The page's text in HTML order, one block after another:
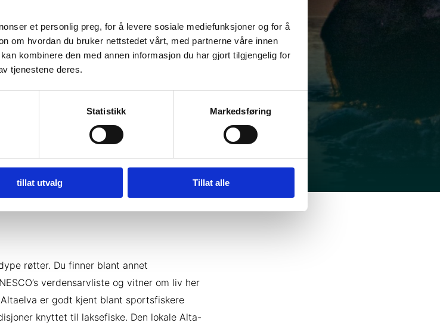
et personlig preg, for å levere sosiale mediefunksjoner og for å
om hvordan du bruker nettstedet vårt, med partnerne våre innen
kombinere den med annen informasjon du har gjort tilgjengelig for
tjenestene deres.
Statistikk Markedsføring
tillat utvalg Tillat alle
røtter. Du finner blant annet
verdensarvliste og vitner om liv her
er godt kjent blant sportsfiskere
knyttet til laksefiske. Den lokale Alta-